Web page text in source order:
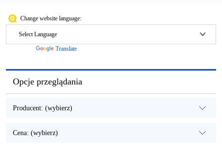
Change website language:
Translate
Opcje przeglądania
Producent: (wybierz)
Cena: (wybierz)